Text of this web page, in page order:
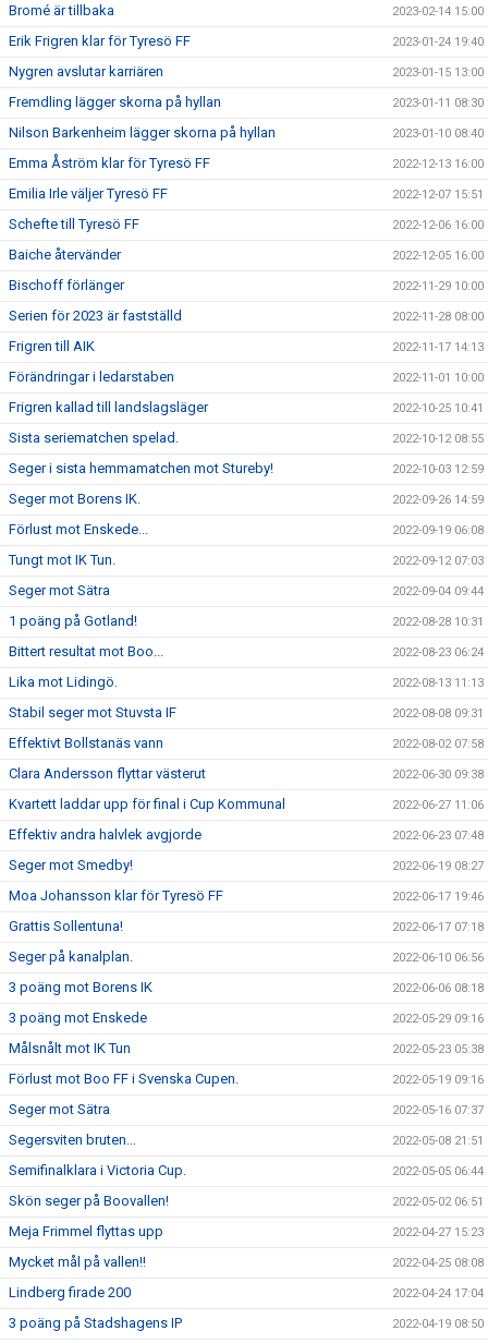
Bromé är tillbaka 2023-02-14 15:00
Erik Frigren klar för Tyresö FF 2023-01-24 19:40
Nygren avslutar karriären 2023-01-15 13:00
Fremdling lägger skorna på hyllan 2023-01-11 08:30
Nilson Barkenheim lägger skorna på hyllan 2023-01-10 08:40
Emma Åström klar för Tyresö FF 2022-12-13 16:00
Emilia Irle väljer Tyresö FF 2022-12-07 15:51
Schefte till Tyresö FF 2022-12-06 16:00
Baiche återvänder 2022-12-05 16:00
Bischoff förlänger 2022-11-29 10:00
Serien för 2023 är fastställd 2022-11-28 08:00
Frigren till AIK 2022-11-17 14:13
Förändringar i ledarstaben 2022-11-01 10:00
Frigren kallad till landslagsläger 2022-10-25 10:41
Sista seriematchen spelad. 2022-10-12 08:55
Seger i sista hemmamatchen mot Stureby! 2022-10-03 12:59
Seger mot Borens IK. 2022-09-26 14:59
Förlust mot Enskede... 2022-09-19 06:08
Tungt mot IK Tun. 2022-09-12 07:03
Seger mot Sätra 2022-09-04 09:44
1 poäng på Gotland! 2022-08-28 10:31
Bittert resultat mot Boo... 2022-08-23 06:24
Lika mot Lidingö. 2022-08-13 11:13
Stabil seger mot Stuvsta IF 2022-08-08 09:31
Effektivt Bollstanäs vann 2022-08-02 07:58
Clara Andersson flyttar västerut 2022-06-30 09:38
Kvartett laddar upp för final i Cup Kommunal 2022-06-27 11:06
Effektiv andra halvlek avgjorde 2022-06-23 07:48
Seger mot Smedby! 2022-06-19 08:27
Moa Johansson klar för Tyresö FF 2022-06-17 19:46
Grattis Sollentuna! 2022-06-17 07:18
Seger på kanalplan. 2022-06-10 06:56
3 poäng mot Borens IK 2022-06-06 08:18
3 poäng mot Enskede 2022-05-29 09:16
Målsnålt mot IK Tun 2022-05-23 05:38
Förlust mot Boo FF i Svenska Cupen. 2022-05-19 09:16
Seger mot Sätra 2022-05-16 07:37
Segersviten bruten... 2022-05-08 21:51
Semifinalklara i Victoria Cup. 2022-05-05 06:44
Skön seger på Boovallen! 2022-05-02 06:51
Meja Frimmel flyttas upp 2022-04-27 15:23
Mycket mål på vallen!! 2022-04-25 08:08
Lindberg firade 200 2022-04-24 17:04
3 poäng på Stadshagens IP 2022-04-19 08:50